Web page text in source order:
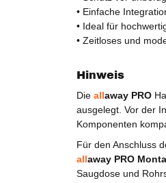
• Einfache
• Ideal für
• Zeitloses und
Hinweis
Die allaway PRO
ausgelegt. Vor der
Komponenten
Für den Anschluss
allaway PRO
Saugdose und